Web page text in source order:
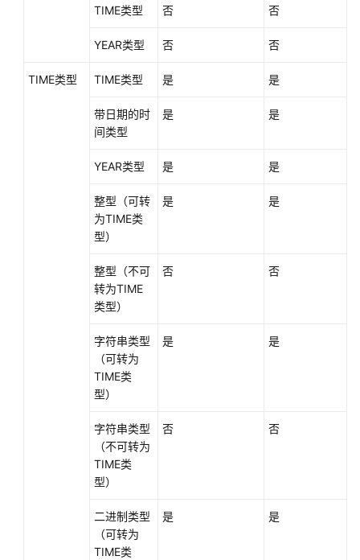
TIME类型 否 否
YEAR类型 否 否
TIME类型 TIME类型 是 是
带日期的时
间类型
是 是
YEAR类型 是 是
整型（可转
为TIME类
型）
是 是
整型（不可
转为TIME
类型）
否 否
字符串类型
（可转为
TIME类
型）
是 是
字符串类型
（不可转为
TIME类
型）
否 否
二进制类型
（可转为
TIME类
是 是